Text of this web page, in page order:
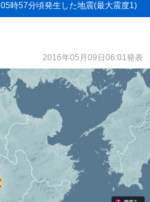
05時57分頃発生した地震(最大震度1)
2016年05月09日06:01発表